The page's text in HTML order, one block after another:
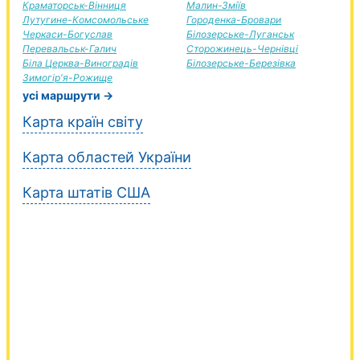
Краматорськ-Вінниця
Лутугине-Комсомольське
Черкаси-Богуслав
Перевальськ-Галич
Біла Церква-Виноградів
Зимогір'я-Рожище
Малин-Зміїв
Городенка-Бровари
Білозерське-Луганськ
Сторожинець-Чернівці
Білозерське-Березівка
усі маршрути →
Карта країн світу
Карта областей України
Карта штатів США